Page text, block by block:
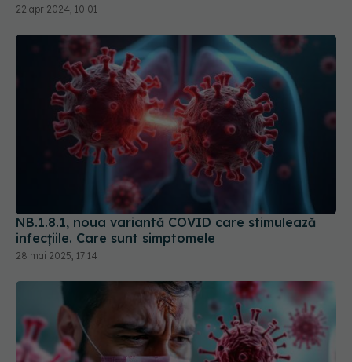
22 apr 2024, 10:01
NB.1.8.1, noua variantă COVID care stimulează
infecțiile. Care sunt simptomele
28 mai 2025, 17:14